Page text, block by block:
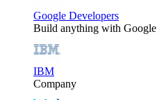
Google Developers
Build anything with Google
IBM
Company